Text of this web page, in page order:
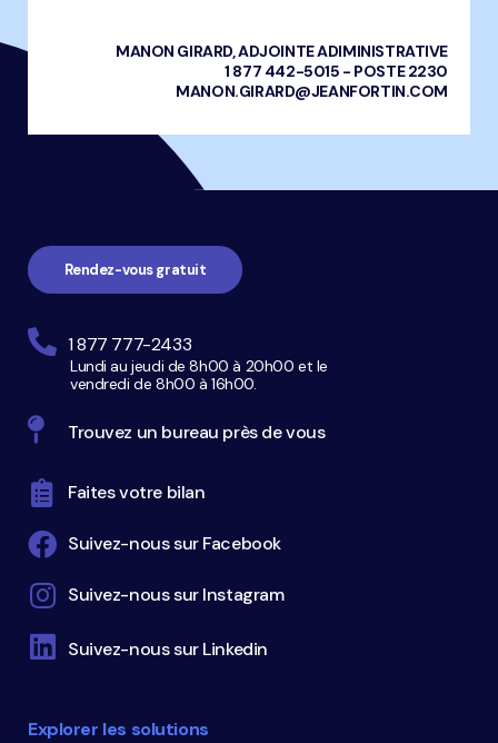
MANON GIRARD, ADJOINTE ADIMINISTRATIVE
1 877 442-5015 - POSTE 2230
MANON.GIRARD@JEANFORTIN.COM
page
Explorer les solutions
Rendez-vous gratuit
1 877 777-2433
Lundi au jeudi de 8h00 à 20h00 et le
vendredi de 8h00 à 16h00.
Trouvez un bureau près de vous
Faites votre bilan
Suivez-nous sur Facebook
Suivez-nous sur Instagram
Suivez-nous sur Linkedin